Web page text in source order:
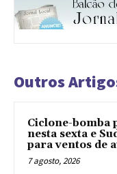
Outros
Ciclone-bomba
nesta sexta e
para ventos de
7 agosto, 2026